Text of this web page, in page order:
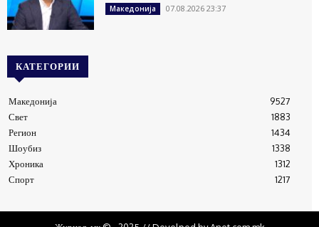
Македонија 07.08.2026 23:37
КАТЕГОРИИ
Македонија
9527
Свет
1883
Регион
1434
Шоубиз
1338
Хроника
1312
Спорт
1217